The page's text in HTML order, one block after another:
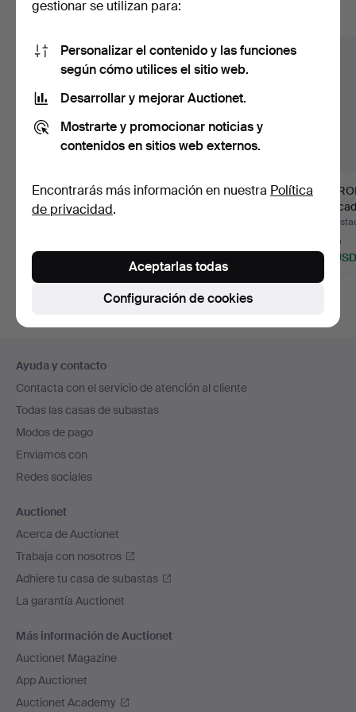
FRIEDL HOLZER-
KJELLBERG. JUEGO
41 USD
BING & GRÖNDAL,
1 puja
35 USD
en
el
pie
de
página
Ayuda y contacto
Contacta con el servicio de atención al cliente
Todas las casas de subastas
Modos de pago
Enviamos con
Redes sociales
Auctionet
Acerca de Auctionet
Trabaja con nosotros
Adhiere tu casa de subastas
La garantía Auctionet
Más información de Auctionet
Auctionet Magazine
App Auctionet
Auctionet Academy
gestionar se utilizan para:
Personalizar el contenido y las funciones
según cómo utilices el sitio web.
Desarrollar y mejorar Auctionet.
Mostrarte y promocionar noticias y
contenidos en sitios web externos.
Encontrarás más información en nuestra Política
de privacidad.
Configuración de cookies
Aceptarlas todas